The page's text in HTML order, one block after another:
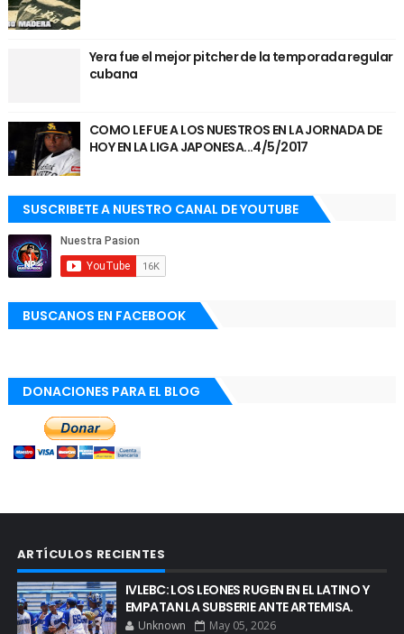
Yera fue el mejor pitcher de la temporada regular
cubana
COMO LE FUE A LOS NUESTROS EN LA JORNADA DE
HOY EN LA LIGA JAPONESA...4/5/2017
SUSCRIBETE A NUESTRO CANAL DE YOUTUBE
BUSCANOS EN FACEBOOK
DONACIONES PARA EL BLOG
ARTÍCULOS RECIENTES
IVLEBC: LOS LEONES RUGEN EN EL LATINO Y
EMPATAN LA SUBSERIE ANTE ARTEMISA.
Unknown May 05, 2026